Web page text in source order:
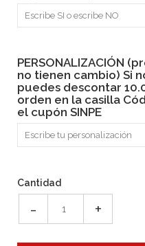
PERSONALIZACIÓN
no tienen cambio) Si
puedes descontar
orden en la casilla
el cupón SINPE
Cantidad
- +